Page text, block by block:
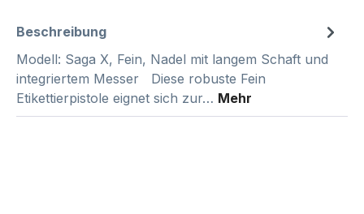
Beschreibung
Modell: Saga X, Fein, Nadel mit langem Schaft und
integriertem Messer Diese robuste Fein
Etikettierpistole eignet sich zur… Mehr